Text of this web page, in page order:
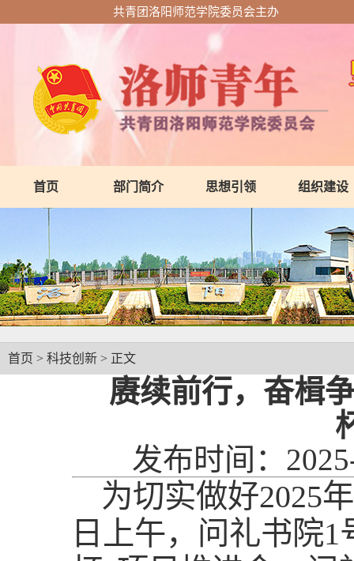
共青团洛阳师范学院委员会主办
首页 部门简介 思想引领 组织建设
首页 > 科技创新 > 正文
赓续前行，奋楫
发布时间：
为切实做好2025
日上午，问礼书院1